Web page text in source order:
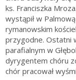
ks. Franciszka
wystąpił w
rymanowskim
przygodne. Ostatni
parafialnym w
dyrygentem chóru
chór pracował